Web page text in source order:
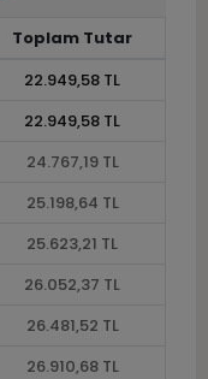
Toplam Tutar
22.949,58 TL
22.949,58 TL
24.767,19 TL
25.198,64 TL
25.623,21 TL
26.052,37 TL
26.481,52 TL
26.910,68 TL